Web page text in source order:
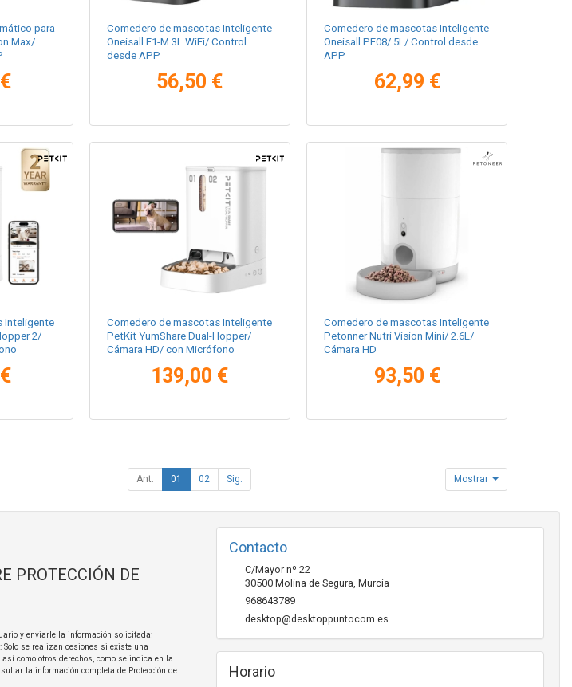
para
Max/
Comedero de mascotas Inteligente
Oneisall F1-M 3L WiFi/ Control
desde APP
56,50 €
Comedero de mascotas Inteligente
Oneisall PF08/ 5L/ Control desde
APP
62,99 €
Inteligente
2/
Comedero de mascotas Inteligente
PetKit YumShare Dual-Hopper/
Cámara HD/ con Micrófono
139,00 €
Comedero de mascotas Inteligente
Petonner Nutri Vision Mini/ 2.6L/
Cámara HD
93,50 €
Ant. 01 02 Sig. Mostrar
PROTECCIÓN DE
y enviarle la información solicitada;
: Solo se realizan cesiones si existe una
como otros derechos, como se indica en la
la información completa de Protección de
Contacto
C/Mayor nº 22
30500 Molina de Segura Murcia
968643789
desktop@desktoppuntocom.es
Horario